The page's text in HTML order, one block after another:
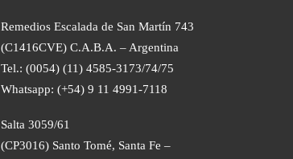
Remedios Escalada de San Martín 743
(C1416CVE) C.A.B.A. – Argentina
Tel.: (0054) (11) 4585-3173/74/75
Whatsapp: (+54) 9 11 4991-7118
Salta 3059/61
(CP3016) Santo Tomé, Santa Fe –